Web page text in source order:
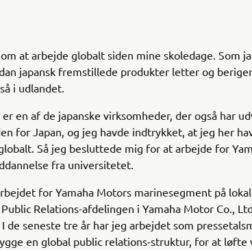
at arbejde globalt siden mine skoledage. Som
japansk fremstillede produkter letter og
i udlandet.
en af de japanske virksomheder, der også har
for Japan, og jeg havde indtrykket, at jeg her
Så jeg besluttede mig for at arbejde for
fra universitetet.
for Yamaha Motors marinesegment på
Relations-afdelingen i Yamaha Motor Co.,
de seneste tre år har jeg arbejdet som
en global public relations-struktur, for at løfte